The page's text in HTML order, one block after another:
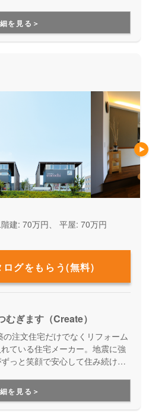
を見る＞
建: 70万円、 平屋: 70万円
グをもらう(無料)
ぎます（Create）
の注文住宅だけでなくリフォーム
ている住宅メーカー。地震に強
っと笑顔で安心して住み続けら
ネートしてくれる点も嬉しいポ
を見る＞